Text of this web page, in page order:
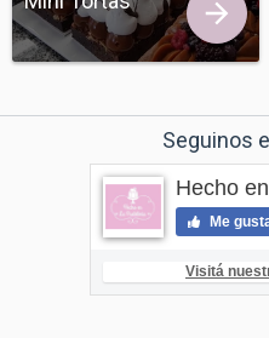
Seguinos
Hecho
Me
Visitá